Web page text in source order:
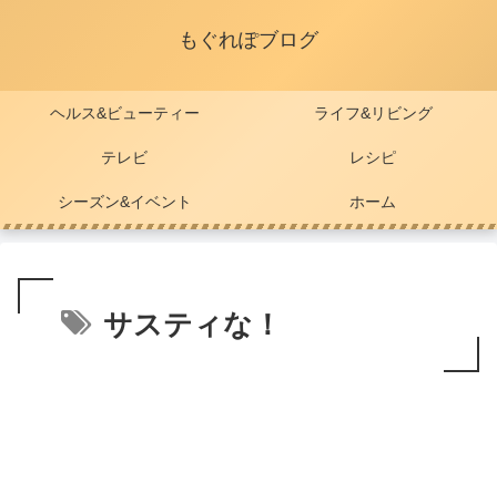
もぐれぽブログ
ヘルス&ビューティー ライフ&リビング
テレビ レシピ
シーズン&イベント ホーム
サスティな！